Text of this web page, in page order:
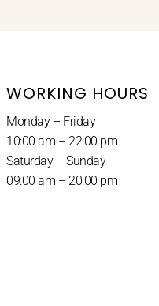
WORKING HOURS
Monday – Friday
10:00 am – 22:00 pm
Saturday – Sunday
09:00 am – 20:00 pm